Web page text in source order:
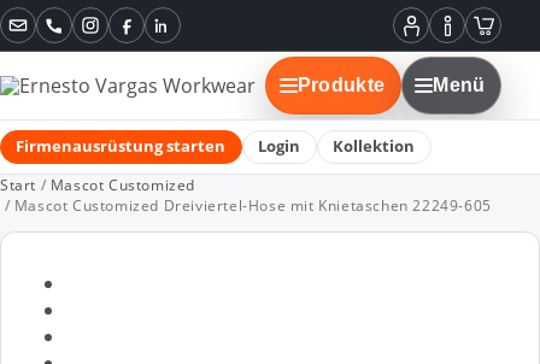
Mein
Konto
Informationen
Instagram
FacebookLinkedIn
Produkte Menü
Firmenausrüstung starten Login Kollektion
Start / Mascot Customized
/ Mascot Customized Dreiviertel-Hose mit Knietaschen 22249-605